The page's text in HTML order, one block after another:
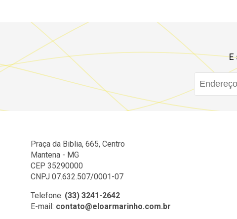
E
Praça da Biblia, 665, Centro
Mantena - MG
CEP 35290000
CNPJ 07.632.507/0001-07
Telefone: (33) 3241-2642
E-mail: contato@eloarmarinho.com.br